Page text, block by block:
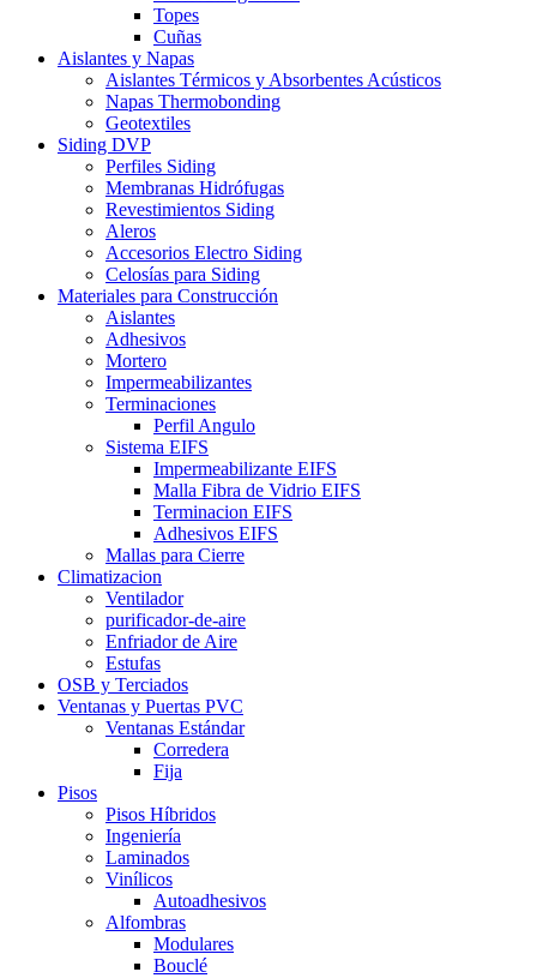
Topes
Cuñas
Aislantes y Napas
Aislantes Térmicos y Absorbentes Acústicos
Napas Thermobonding
Geotextiles
Siding DVP
Perfiles Siding
Membranas Hidrófugas
Revestimientos Siding
Aleros
Accesorios Electro Siding
Celosías para Siding
Materiales para Construcción
Aislantes
Adhesivos
Mortero
Impermeabilizantes
Terminaciones
Perfil Angulo
Sistema EIFS
Impermeabilizante EIFS
Malla Fibra de Vidrio EIFS
Terminacion EIFS
Adhesivos EIFS
Mallas para Cierre
Climatizacion
Ventilador
purificador-de-aire
Enfriador de Aire
Estufas
OSB y Terciados
Ventanas y Puertas PVC
Ventanas Estándar
Corredera
Fija
Pisos
Pisos Híbridos
Ingeniería
Laminados
Vinílicos
Autoadhesivos
Alfombras
Modulares
Bouclé